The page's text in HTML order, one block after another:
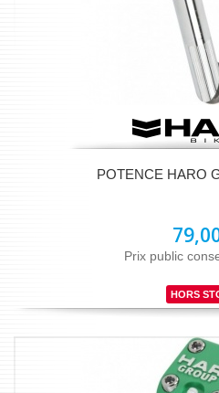
POTENCE HARO
Prix public
HORS